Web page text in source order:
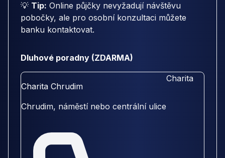
💡 Tip: Online půjčky nevyžadují návštěvu
pobočky, ale pro osobní konzultaci můžete
banku kontaktovat.
Dluhové poradny (ZDARMA)
Charita Chrudim
Chrudim, náměstí nebo centrální ulice
Charita